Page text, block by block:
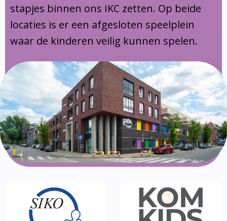
stapjes binnen ons IKC zetten. Op beide
locaties is er een afgesloten speelplein
waar de kinderen veilig kunnen spelen.